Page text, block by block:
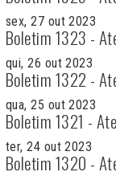
sex, 27 out 2023
Boletim 1323 -
qui, 26 out 2023
Boletim 1322 -
qua, 25 out 2023
Boletim 1321 -
ter, 24 out 2023
Boletim 1320 -